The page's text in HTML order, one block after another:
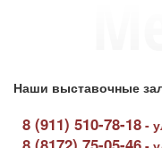
Наши выставочные
8 (911) 510-78-18 -